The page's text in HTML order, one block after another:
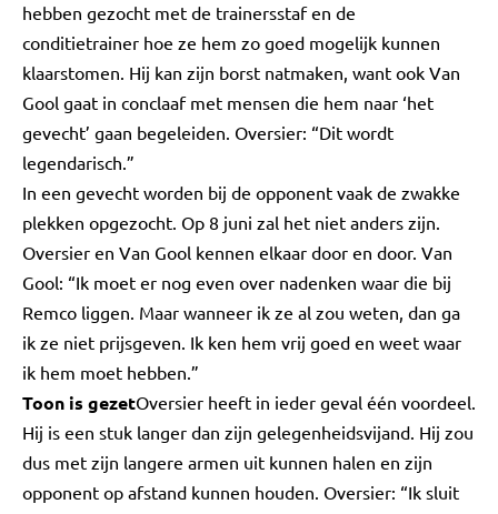
hebben gezocht met de trainersstaf en de
conditietrainer hoe ze hem zo goed mogelijk kunnen
klaarstomen. Hij kan zijn borst natmaken, want ook Van
Gool gaat in conclaaf met mensen die hem naar ‘het
gevecht’ gaan begeleiden. Oversier: “Dit wordt
legendarisch.”
In een gevecht worden bij de opponent vaak de zwakke
plekken opgezocht. Op 8 juni zal het niet anders zijn.
Oversier en Van Gool kennen elkaar door en door. Van
Gool: “Ik moet er nog even over nadenken waar die bij
Remco liggen. Maar wanneer ik ze al zou weten, dan ga
ik ze niet prijsgeven. Ik ken hem vrij goed en weet waar
ik hem moet hebben.”
Toon is gezetOversier heeft in ieder geval één voordeel.
Hij is een stuk langer dan zijn gelegenheidsvijand. Hij zou
dus met zijn langere armen uit kunnen halen en zijn
opponent op afstand kunnen houden. Oversier: “Ik sluit